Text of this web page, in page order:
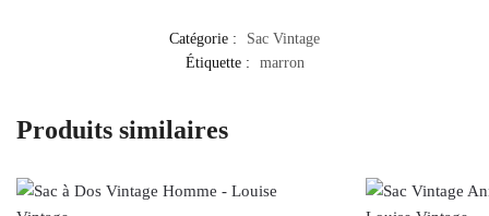
Catégorie :
Sac Vintage
Étiquette :
marron
Produits similaires